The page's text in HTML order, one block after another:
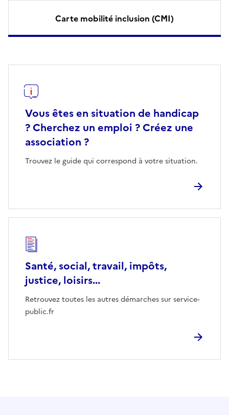
Carte mobilité inclusion (CMI)
Vous êtes en situation de handicap
? Cherchez un emploi ? Créez une
association ?
Trouvez le guide qui correspond à votre situation.
Santé, social, travail, impôts,
justice, loisirs...
Retrouvez toutes les autres démarches sur service-
public.fr